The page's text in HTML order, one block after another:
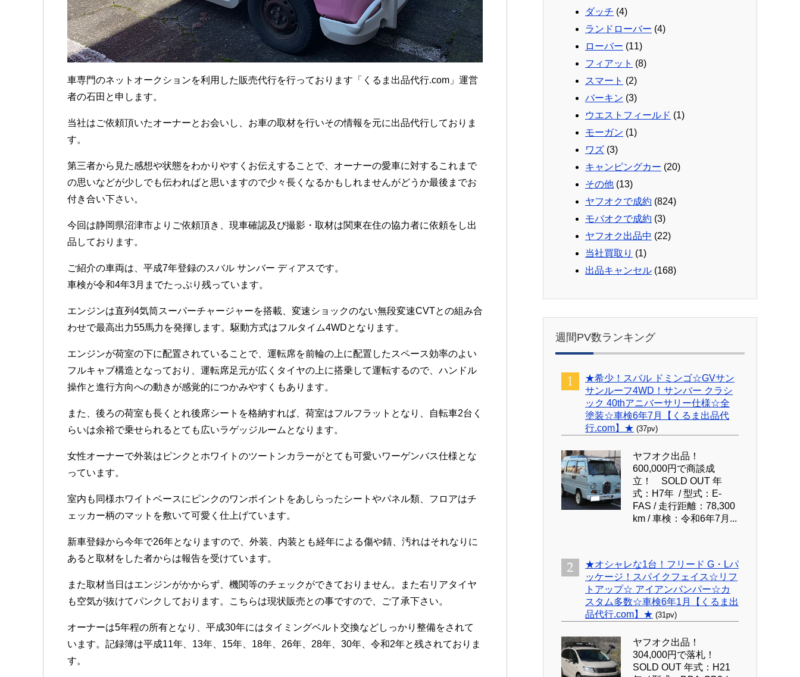
車専門のネットオークションを利用した販売代行を行っております「くるま出品代行.com」運営
者の石田と申します。
当社はご依頼頂いたオーナーとお会いし、お車の取材を行いその情報を元に出品代行しておりま
す。
第三者から見た感想や状態をわかりやすくお伝えすることで、オーナーの愛車に対するこれまで
の思いなどが少しでも伝わればと思いますので少々長くなるかもしれませんがどうか最後までお
付き合い下さい。
今回は静岡県沼津市よりご依頼頂き、現車確認及び撮影・取材は関東在住の協力者に依頼をし出
品しております。
ご紹介の車両は、平成7年登録のスバル サンバー ディアスです。
車検が令和4年3月までたっぷり残っています。
エンジンは直列4気筒スーパーチャージャーを搭載、変速ショックのない無段変速CVTとの組み合
わせで最高出力55馬力を発揮します。駆動方式はフルタイム4WDとなります。
エンジンが荷室の下に配置されていることで、運転席を前輪の上に配置したスペース効率のよい
フルキャブ構造となっており、運転席足元が広くタイヤの上に搭乗して運転するので、ハンドル
操作と進行方向への動きが感覚的につかみやすくもあります。
また、後ろの荷室も長くとれ後席シートを格納すれば、荷室はフルフラットとなり、自転車2台く
らいは余裕で乗せられるとても広いラゲッジルームとなります。
女性オーナーで外装はピンクとホワイトのツートンカラーがとても可愛いワーゲンバス仕様とな
っています。
室内も同様ホワイトベースにピンクのワンポイントをあしらったシートやパネル類、フロアはチ
ェッカー柄のマットを敷いて可愛く仕上げています。
新車登録から今年で26年となりますので、外装、内装とも経年による傷や錆、汚れはそれなりに
あると取材をした者からは報告を受けています。
また取材当日はエンジンがかからず、機関等のチェックができておりません。また右リアタイヤ
も空気が抜けてパンクしております。こちらは現状販売との事ですので、ご了承下さい。
オーナーは5年程の所有となり、平成30年にはタイミングベルト交換などしっかり整備をされて
います。記録簿は平成11年、13年、15年、18年、26年、28年、30年、令和2年と残されておりま
す。
ダッチ (4)
ランドローバー (4)
ローバー (11)
フィアット (8)
スマート (2)
バーキン (3)
ウエストフィールド (1)
モーガン (1)
ワズ (3)
キャンピングカー (20)
その他 (13)
ヤフオクで成約 (824)
モバオクで成約 (3)
ヤフオク出品中 (22)
当社買取り (1)
出品キャンセル (168)
週間PV数ランキング
★希少！スバル ドミンゴ☆GVサン
サンルーフ4WD！サンバー クラシ
ック 40thアニバーサリー仕様☆全
塗装☆車検6年7月【くるま出品代
行.com】★ (37pv)
ヤフオク出品！
600,000円で商談成
立！ SOLD OUT 年
式：H7年 / 型式：E-
FAS / 走行距離：78,300
km / 車検：令和6年7月...
★オシャレな1台！フリード G・Lパ
ッケージ！スパイクフェイス☆リフ
トアップ☆ アイアンバンパー☆カ
スタム多数☆車検6年1月【くるま出
品代行.com】★ (31pv)
ヤフオク出品！
304,000円で落札！
SOLD OUT 年式：H21